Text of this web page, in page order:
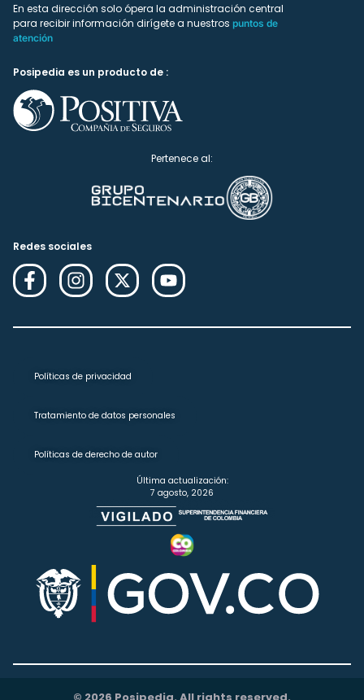
En esta dirección solo ópera la administración central
para recibir información dirígete a nuestros puntos de
atención
Posipedia es un producto de :
Pertenece al:
Redes sociales
Políticas de privacidad
Tratamiento de datos personales
Políticas de derecho de autor
Última actualización:
7 agosto, 2026